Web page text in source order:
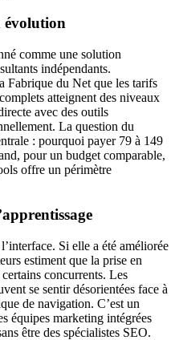
évolution
comme une solution
indépendants.
Fabrique du Net que les tarifs
atteignent des niveaux
avec des outils
La question du
: pourquoi payer 79 à 149
pour un budget comparable,
offre un périmètre
Si elle a été améliorée
estiment que la prise en
concurrents. Les
se sentir désorientées face à
de navigation. C’est un
équipes marketing intégrées
être des spécialistes SEO.